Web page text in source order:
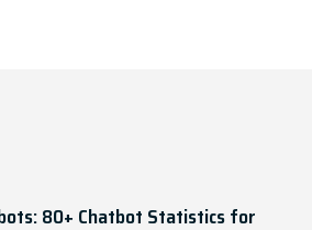
80+ Chatbot Statistics for